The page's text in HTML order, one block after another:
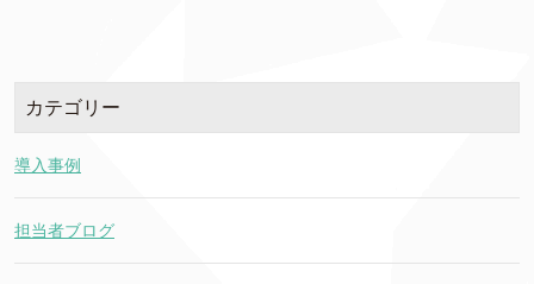
カテゴリー
導入事例
担当者ブログ